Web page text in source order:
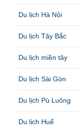
Du lịch Hà Nội
Du lịch Tây Bắc
Du lịch miền tây
Du lịch Sài Gòn
Du lịch Pù Luông
Du lịch Huế